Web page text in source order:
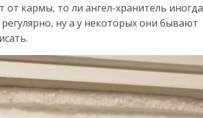
кармы, то ли ангел-хранитель иногда
ну а у некоторых они бывают